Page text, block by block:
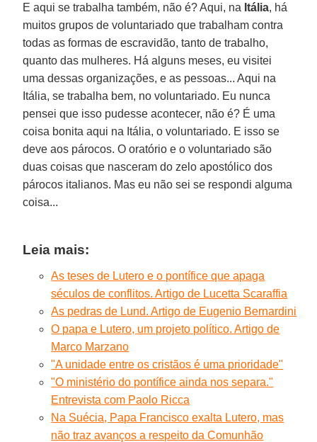
E aqui se trabalha também, não é? Aqui, na Itália, há
muitos grupos de voluntariado que trabalham contra
todas as formas de escravidão, tanto de trabalho,
quanto das mulheres. Há alguns meses, eu visitei
uma dessas organizações, e as pessoas... Aqui na
Itália, se trabalha bem, no voluntariado. Eu nunca
pensei que isso pudesse acontecer, não é? É uma
coisa bonita aqui na Itália, o voluntariado. E isso se
deve aos párocos. O oratório e o voluntariado são
duas coisas que nasceram do zelo apostólico dos
párocos italianos. Mas eu não sei se respondi alguma
coisa...
Leia mais:
As teses de Lutero e o pontífice que apaga
séculos de conflitos. Artigo de Lucetta Scaraffia
As pedras de Lund. Artigo de Eugenio Bernardini
O papa e Lutero, um projeto político. Artigo de
Marco Marzano
"A unidade entre os cristãos é uma prioridade"
"O ministério do pontífice ainda nos separa."
Entrevista com Paolo Ricca
Na Suécia, Papa Francisco exalta Lutero, mas
não traz avanços a respeito da Comunhão